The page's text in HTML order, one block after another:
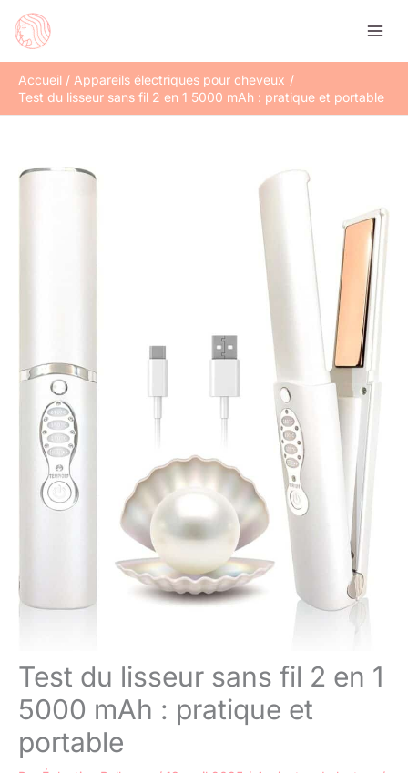
Accueil
Appareils électriques pour cheveux
Test du lisseur sans fil 2 en 1 5000 mAh : pratique et portable
Test du lisseur sans fil 2 en 1
5000 mAh : pratique et
portable
Rechercher